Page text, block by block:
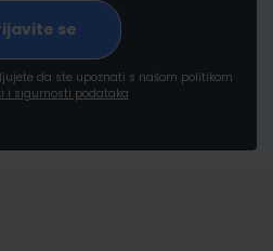
da ste upoznati s našom politikom
i sigurnosti podataka